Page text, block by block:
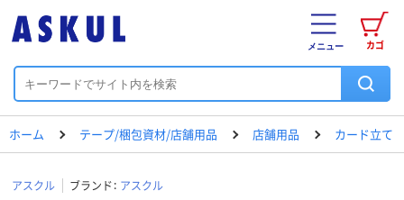
カゴ
メニュー
ホーム テープ/梱包資材/店舗用品 店舗用品 カード立て
アスクル ブランド： アスクル